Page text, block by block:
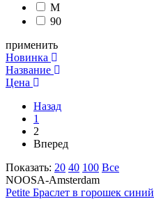
M
90
применить
Новинка
Название
Цена
Назад
1
2
Вперед
Показать: 20 40 100 Все
NOOSA-Amsterdam
Petite Браслет в горошек синий